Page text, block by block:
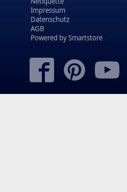
Impressum
Datenschutz
AGB
Powered bySmartstore